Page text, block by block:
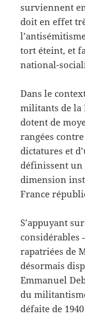
surviennent
doit en effet
tort éteint, et
national-
Dans le
militants de la
dotent de
rangées
dictatures et
définissent
dimension
France
S’appuyant
considérables
rapatriées de
désormais
Emmanuel
du
défaite de